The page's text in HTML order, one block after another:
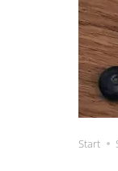
Start